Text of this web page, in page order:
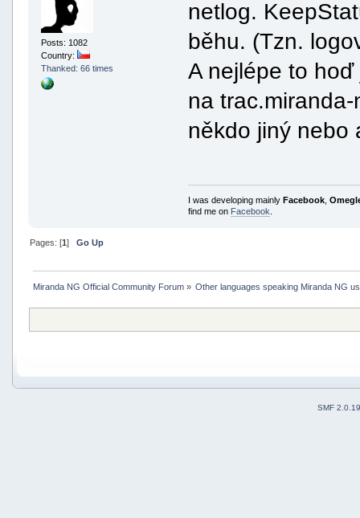
Posts: 1082
Country:
Thanked: 66 times
netlog.
běhu. (Tzn.
A nejlépe to
na
někdo jiný nebo
I was developing mainlyFacebook ,
find me on Facebook
Pages: [1] Go Up
Miranda NG Official Community Forum» Other languages speaking Miranda NG
SMF 2.0.19